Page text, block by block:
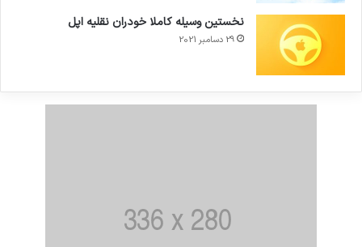
نخستین وسیله کاملا خودران نقلیه اپل
29 دسامبر 2021